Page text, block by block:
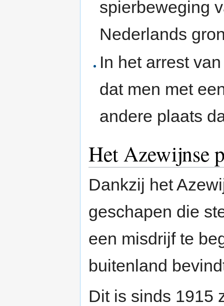
spierbeweging
Nederlands
In het arrest
dat men met
andere plaats
Het Azewijnse
Dankzij het
geschapen die
een misdrijf te
buitenland
Dit is sinds 1915